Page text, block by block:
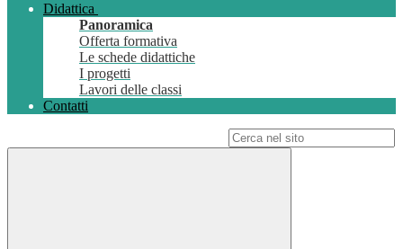
Didattica
Panoramica
Offerta formativa
Le schede didattiche
I progetti
Lavori delle classi
Contatti